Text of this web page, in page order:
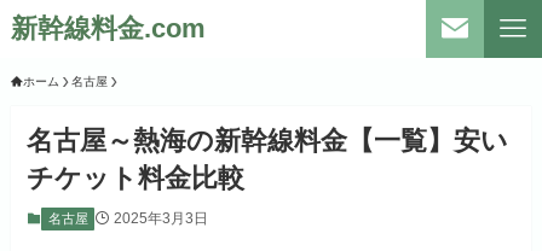
新幹線料金.com
ホーム 名古屋
名古屋～熱海の新幹線料金【一覧】安い
チケット料金比較
名古屋 2025年3月3日